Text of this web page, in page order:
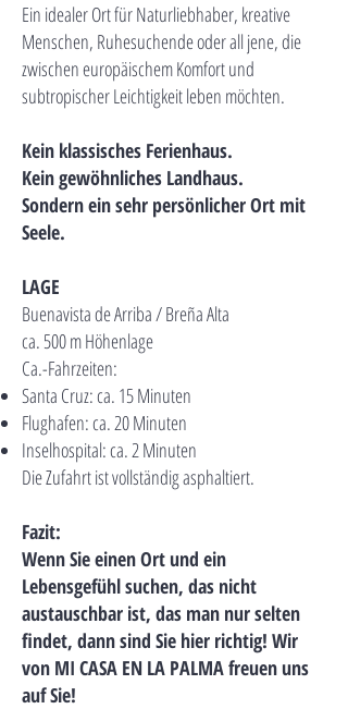
Ein idealer Ort für Naturliebhaber, kreative
Menschen, Ruhesuchende oder all jene, die
zwischen europäischem Komfort und
subtropischer Leichtigkeit leben möchten.
Kein klassisches Ferienhaus.
Kein gewöhnliches Landhaus.
Sondern ein sehr persönlicher Ort mit
Seele.
LAGE
Buenavista de Arriba / Breña Alta
ca. 500 m Höhenlage
Ca.-Fahrzeiten:
Santa Cruz: ca. 15 Minuten
Flughafen: ca. 20 Minuten
Inselhospital: ca. 2 Minuten
Die Zufahrt ist vollständig asphaltiert.
Fazit:
Wenn Sie einen Ort und ein
Lebensgefühl suchen, das nicht
austauschbar ist, das man nur selten
findet, dann sind Sie hier richtig! Wir
von MI CASA EN LA PALMA freuen uns
auf Sie!